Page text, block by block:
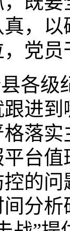
，
党
各级
进
落
台
的问
分